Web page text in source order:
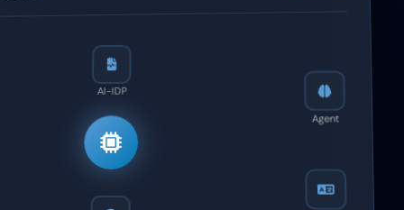
AI-IDP
Agent